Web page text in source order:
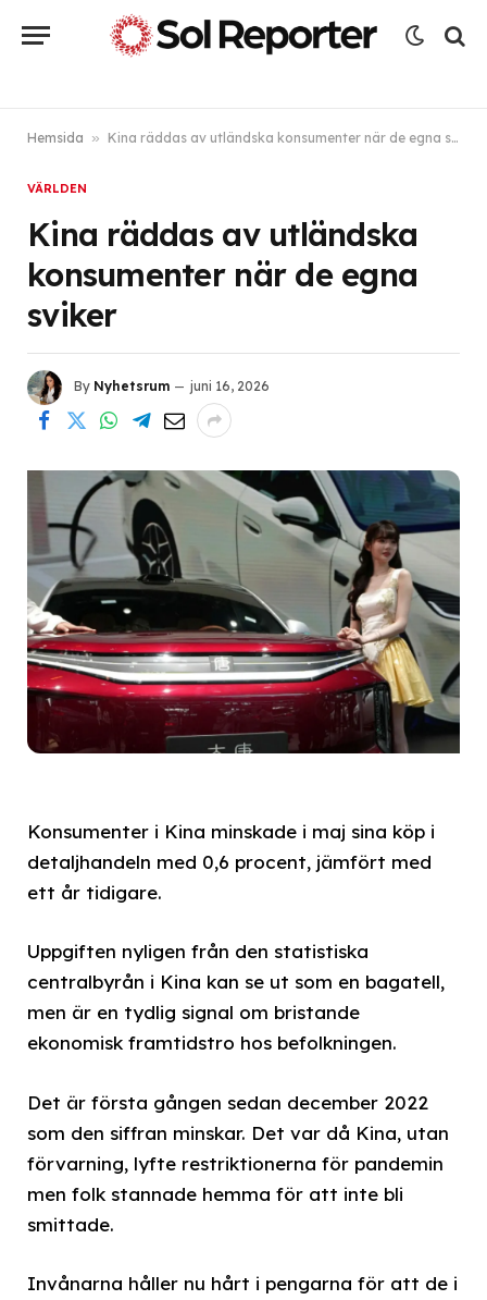
Hemsida » Kina räddas av utländska konsumenter när de egna sviker
VÄRLDEN
Kina räddas av utländska
konsumenter när de egna
sviker
By Nyhetsrum juni 16, 2026
Konsumenter i Kina minskade i maj sina köp i
detaljhandeln med 0,6 procent, jämfört med
ett år tidigare.
Uppgiften nyligen från den statistiska
centralbyrån i Kina kan se ut som en bagatell,
men är en tydlig signal om bristande
ekonomisk framtidstro hos befolkningen.
Det är första gången sedan december 2022
som den siffran minskar. Det var då Kina, utan
förvarning, lyfte restriktionerna för pandemin
men folk stannade hemma för att inte bli
smittade.
Invånarna håller nu hårt i pengarna för att de i